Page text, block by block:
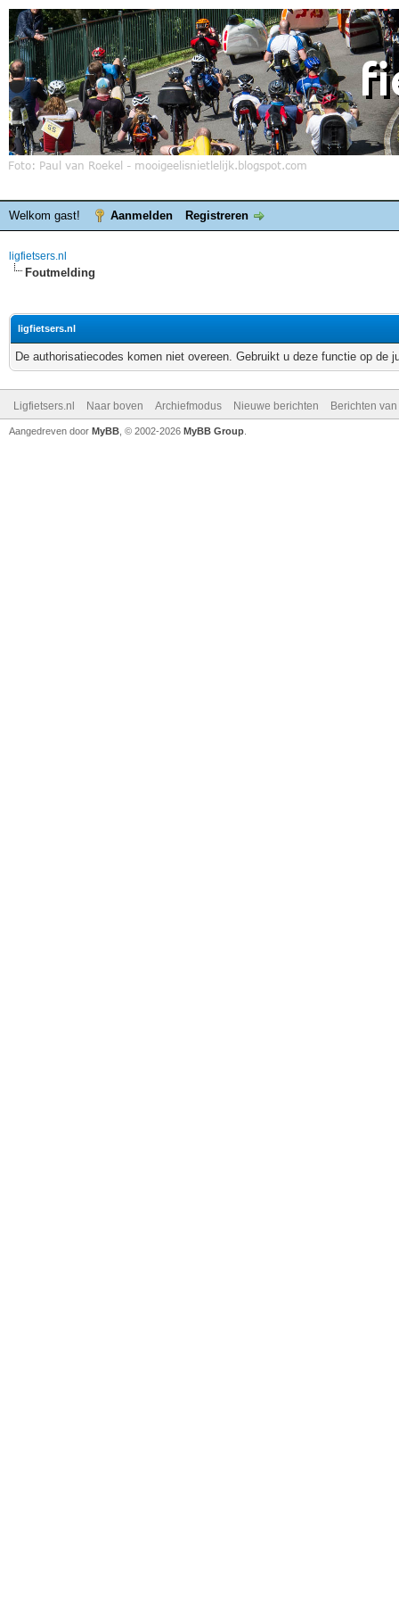
Welkom gast! Aanmelden Registreren
ligfietsers.nl
Foutmelding
ligfietsers.nl
De authorisatiecodes komen niet overeen. Gebruikt u deze functie op de
Ligfietsers.nl Naar boven Archiefmodus Nieuwe berichten Berichten
Aangedreven door MyBB , © 2002-2026 MyBB Group